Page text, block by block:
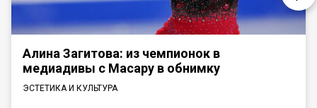
Алина Загитова: из чемпионок в
медиадивы с Масару в обнимку
ЭСТЕТИКА И КУЛЬТУРА